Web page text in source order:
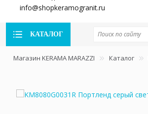
info@shopkeramogranit.ru
КАТАЛОГ
Магазин KERAMA MARAZZI Каталог